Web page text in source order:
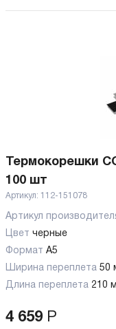
Термокорешки
100 шт
Артикул: 112-151078
Артикул
Цвет черные
Формат A5
Ширина переплета 50
Длина переплета 210
4 659 Р